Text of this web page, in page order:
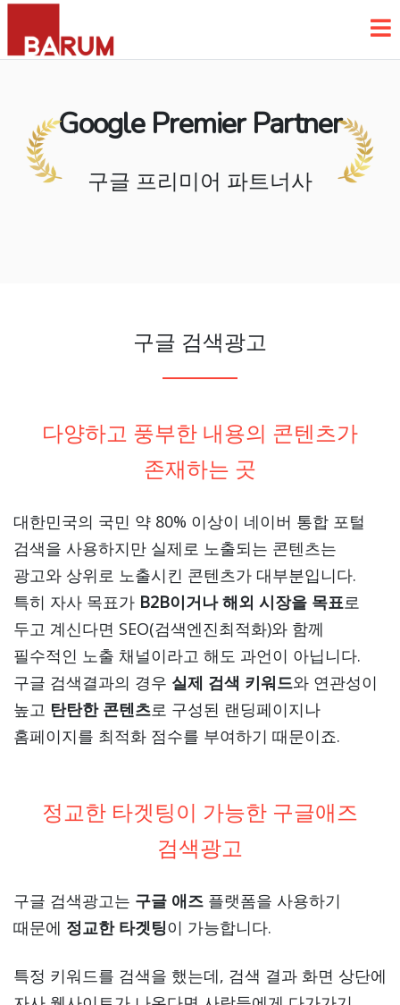
Google Premier Partner
구글 프리미어 파트너사
구글 검색광고
다양하고 풍부한 내용의 콘텐츠가
존재하는 곳
대한민국의 국민 약 80% 이상이 네이버 통합 포털
검색을 사용하지만 실제로 노출되는 콘텐츠는
광고와 상위로 노출시킨 콘텐츠가 대부분입니다.
특히 자사 목표가 B2B이거나 해외 시장을 목표로
두고 계신다면 SEO(검색엔진최적화)와 함께
필수적인 노출 채널이라고 해도 과언이 아닙니다.
구글 검색결과의 경우 실제 검색 키워드와 연관성이
높고 탄탄한 콘텐츠로 구성된 랜딩페이지나
홈페이지를 최적화 점수를 부여하기 때문이죠.
정교한 타겟팅이 가능한 구글애즈
검색광고
구글 검색광고는 구글 애즈 플랫폼을 사용하기
때문에 정교한 타겟팅이 가능합니다.
특정 키워드를 검색을 했는데, 검색 결과 화면 상단에